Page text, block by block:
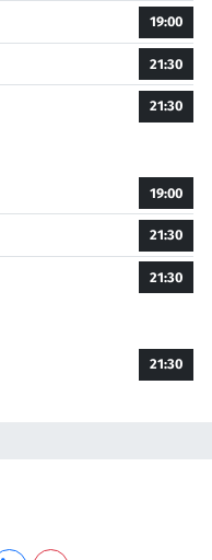
19:00
21:30
21:30
19:00
21:30
21:30
21:30